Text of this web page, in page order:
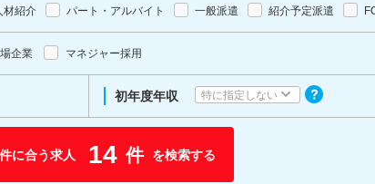
材紹介 パート・アルバイト 一般派遣 紹介予定派遣
企業 マネジャー採用
初年度年収 特に指定しない
に合う求人 14 件 を検索する